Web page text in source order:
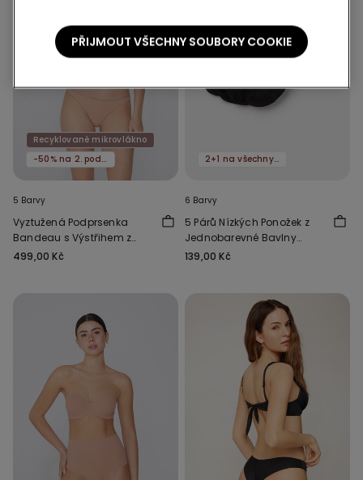
Recyklované mikrovlákno
-50% na 2. podprsenku
5 Barvy
Vyztužená Podprsenka
Bandeau s Výstřihem z
Recyklovaného
499,00 Kč
2+1 na všechny ponožky
6 Barvy
5 Párů Nízkých Ponožek z
Jednobarevné Bavlny
Unisex
139,00 Kč
PŘIJMOUT VŠECHNY SOUBORY COOKIE